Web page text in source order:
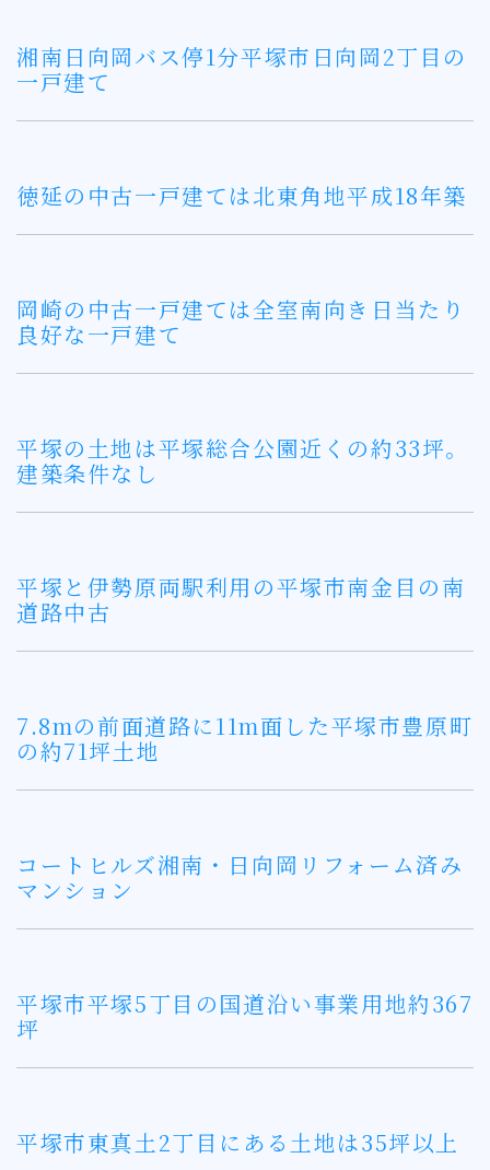
湘南日向岡バス停1分平塚市日向岡2丁目の
一戸建て
徳延の中古一戸建ては北東角地平成18年築
岡崎の中古一戸建ては全室南向き日当たり
良好な一戸建て
平塚の土地は平塚総合公園近くの約33坪。
建築条件なし
平塚と伊勢原両駅利用の平塚市南金目の南
道路中古
7.8mの前面道路に11m面した平塚市豊原町
の約71坪土地
コートヒルズ湘南・日向岡リフォーム済み
マンション
平塚市平塚5丁目の国道沿い事業用地約367
坪
平塚市東真土2丁目にある土地は35坪以上